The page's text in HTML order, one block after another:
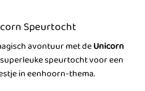
Speurtocht
avontuur met deUnicorn
superleuke speurtocht voor een
in eenhoorn-thema.